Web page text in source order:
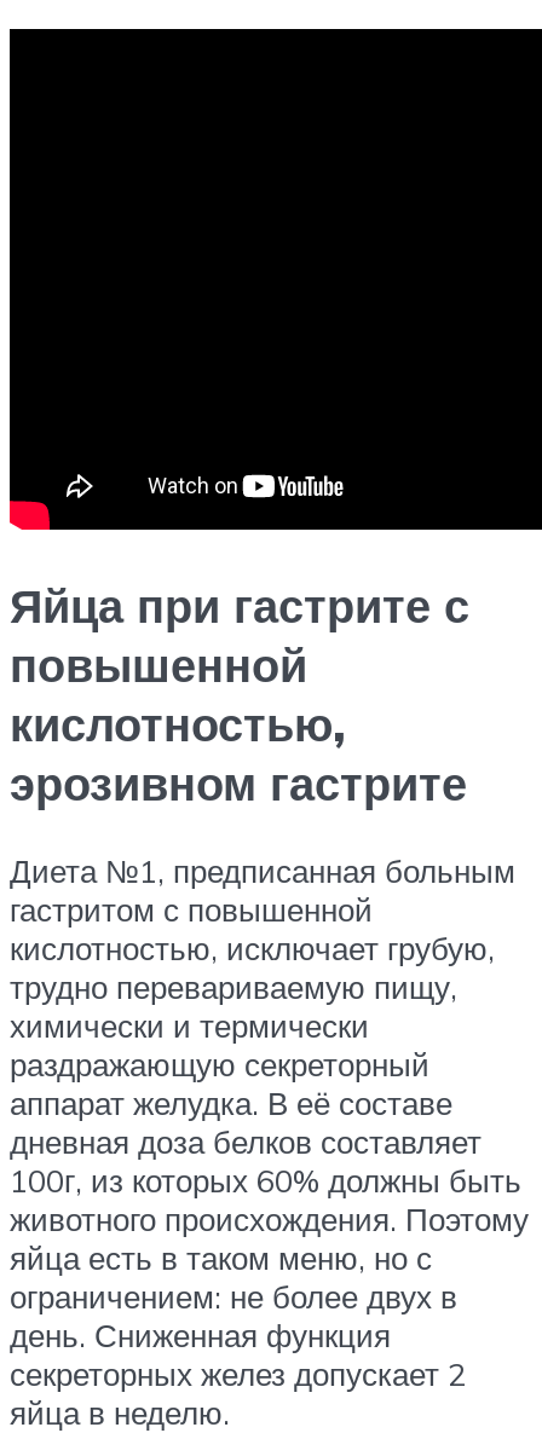
Яйца при гастрите с
повышенной
кислотностью,
эрозивном гастрите
Диета №1, предписанная больным
гастритом с повышенной
кислотностью, исключает грубую,
трудно перевариваемую пищу,
химически и термически
раздражающую секреторный
аппарат желудка. В её составе
дневная доза белков составляет
100г, из которых 60% должны быть
животного происхождения. Поэтому
яйца есть в таком меню, но с
ограничением: не более двух в
день. Сниженная функция
секреторных желез допускает 2
яйца в неделю.